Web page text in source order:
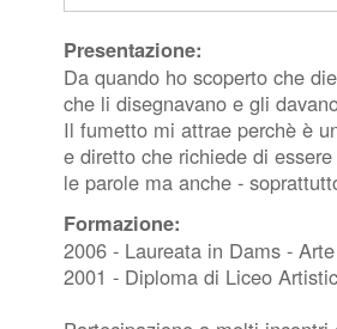
Presentazione:
Da quando ho scoperto che
che li disegnavano e gli
Il fumetto mi attrae perchè è
e diretto che richiede di
le parole ma anche -
Formazione:
2006 - Laureata in Dams -
2001 - Diploma di Liceo